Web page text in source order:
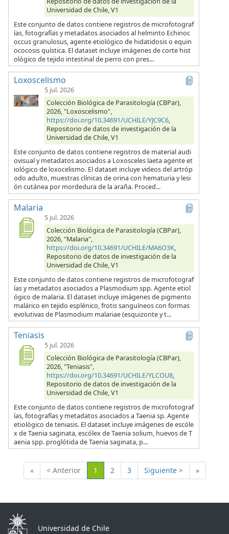
Universidad de Chile, V1
Este conjunto de datos contiene registros de microfotograf
ías, fotografías y metadatos asociados al helminto Echinoc
occus granulosus, agente etiológico de hidatidosis o equin
ococosis quística. El dataset incluye imágenes de corte hist
ológico de tejido intestinal de perro con pres...
Loxoscelismo
5 jul. 2026
Colección Biológica de Parasitología (CBPar),
2026, "Loxoscelismo",
https://doi.org/10.34691/UCHILE/YJC9C6,
Repositorio de datos de investigación de la
Universidad de Chile, V1
Este conjunto de datos contiene registros de material audi
ovisual y metadatos asociados a Loxosceles laeta agente et
iológico de loxocelismo. El dataset incluye videos del artróp
odo adulto, muestras clínicas de orina con hematuria y lesi
ón cutánea por mordedura de la araña. Proced...
Malaria
5 jul. 2026
Colección Biológica de Parasitología (CBPar),
2026, "Malaria",
https://doi.org/10.34691/UCHILE/MA6O3K,
Repositorio de datos de investigación de la
Universidad de Chile, V1
Este conjunto de datos contiene registros de microfotograf
ías y metadatos asociados a Plasmodium spp. Agente etiol
ógico de malaria. El dataset incluye imágenes de pigmento
malárico en tejido esplénico, frotis sanguíneos con formas
evolutivas de Plasmodium malariae (esquizonte y t...
Teniasis
5 jul. 2026
Colección Biológica de Parasitología (CBPar),
2026, "Teniasis",
https://doi.org/10.34691/UCHILE/YLCOU8,
Repositorio de datos de investigación de la
Universidad de Chile, V1
Este conjunto de datos contiene registros de microfotograf
ías, fotografías y metadatos asociados a Taenia sp. Agente
etiológico de teniasis. El dataset incluye imágenes de escóle
x de Taenia saginata, escólex de Taenia solium, huevos de T
aenia spp. proglótida de Taenia saginata, p...
« < Anterior 1 (Actual)
2 3 Siguiente > »
Universidad de Chile